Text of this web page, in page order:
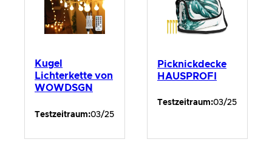
Kugel
Lichterkette von
WOWDSGN
Testzeitraum:03/25
Picknickdecke
HAUSPROFI
Testzeitraum:03/25